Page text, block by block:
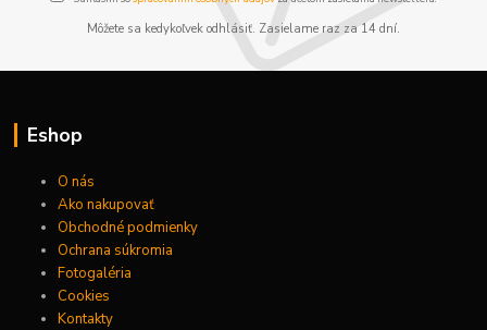
Môžete sa kedykoľvek odhlásiť. Zasielame raz za 14 dní.
Eshop
O nás
Ako nakupovať
Obchodné podmienky
Ochrana súkromia
Fotogaléria
Cookies
Kontakty